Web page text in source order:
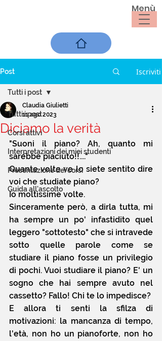
Menù
Post Iscriviti
Tutti i post
Corsi attivi
Interpretazioni dei miei studenti
Presentazione dei corsi
Guida all'ascolto
Tutti i post
Diciamo la verità
Claudia Giulietti
11 ago 2023
"Suoni il piano? Ah, quanto mi
sarebbe piaciuto!!...."
Quante volte ve lo siete sentito dire
voi che studiate piano?
Io moltissime volte.
Sinceramente però, a dirla tutta, mi
ha sempre un po' infastidito quel
leggero "sottotesto" che si intravede
sotto quelle parole come se
studiare il piano fosse un privilegio
di pochi. Vuoi studiare il piano? E' un
sogno che hai sempre avuto nel
cassetto? Fallo! Chi te lo impedisce?
E allora ti senti la sfilza di
motivazioni: la mancanza di tempo,
l'età, non ho un pianoforte, non ho